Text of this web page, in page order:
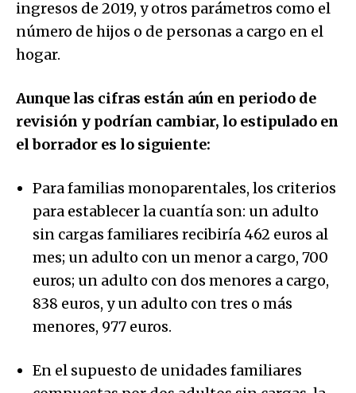
ingresos de 2019, y otros parámetros como el
número de hijos o de personas a cargo en el
hogar.
Aunque las cifras están aún en periodo de
revisión y podrían cambiar, lo estipulado en
el borrador es lo siguiente:
Para familias monoparentales, los criterios
para establecer la cuantía son: un adulto
sin cargas familiares recibiría 462 euros al
mes; un adulto con un menor a cargo, 700
euros; un adulto con dos menores a cargo,
838 euros, y un adulto con tres o más
menores, 977 euros.
En el supuesto de unidades familiares